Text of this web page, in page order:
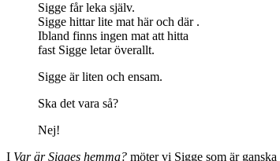
Sigge får leka själv.
Sigge hittar lite mat här och där .
Ibland finns ingen mat att hitta
fast Sigge letar överallt.
Sigge är liten och ensam.
Ska det vara så?
Nej!
I Var är Sigges hemma? möter vi Sigge som är